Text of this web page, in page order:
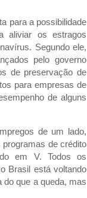
para a possibilidade
aliviar os estragos
Segundo ele,
pelo governo
de preservação de
para empresas de
de alguns
de um lado,
de crédito
em V. Todos os
Brasil está voltando
que a queda, mas